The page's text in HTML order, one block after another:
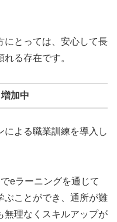
にとっては、安心して長
る存在です。
加中
による職業訓練を導入し
eラーニングを通じて
ぶことができ、通所が難
無理なくスキルアップが